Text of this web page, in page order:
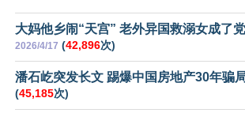
大妈他乡闹“天宫” 老外异国救溺女成了
2026/4/17 (42,896次)
潘石屹突发长文 踢爆中国房地产30年骗
(45,185次)